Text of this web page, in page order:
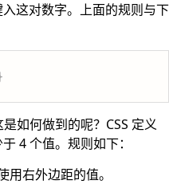
这对数字。上面的规则与下
如何做到的呢？CSS 定义
4 个值。规则如下：
右外边距的值。